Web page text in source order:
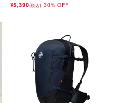
¥5,390(税込) 30% OFF